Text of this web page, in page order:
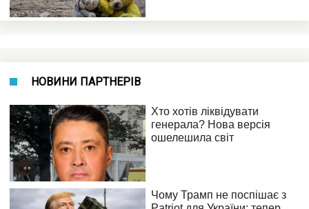
НОВИНИ ПАРТНЕРІВ